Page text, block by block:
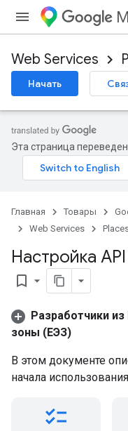
Web Services
Начать
Эта страница
Главная Товары
Web Services
Настройка
bookmark_border
Разработчики
зоны (ЕЭЗ)
В этом документе
начала
checklist